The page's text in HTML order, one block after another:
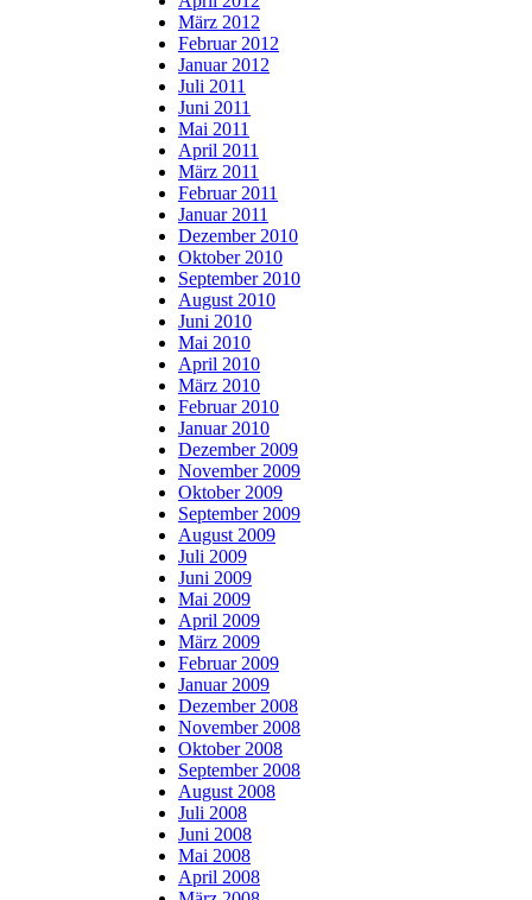
März 2012
Februar 2012
Januar 2012
Juli 2011
Juni 2011
Mai 2011
April 2011
März 2011
Februar 2011
Januar 2011
Dezember 2010
Oktober 2010
September 2010
August 2010
Juni 2010
Mai 2010
April 2010
März 2010
Februar 2010
Januar 2010
Dezember 2009
November 2009
Oktober 2009
September 2009
August 2009
Juli 2009
Juni 2009
Mai 2009
April 2009
März 2009
Februar 2009
Januar 2009
Dezember 2008
November 2008
Oktober 2008
September 2008
August 2008
Juli 2008
Juni 2008
Mai 2008
April 2008